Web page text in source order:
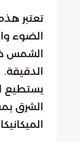
تعتبر
الضوء
الشمس
الدقيقة.
يستطيع